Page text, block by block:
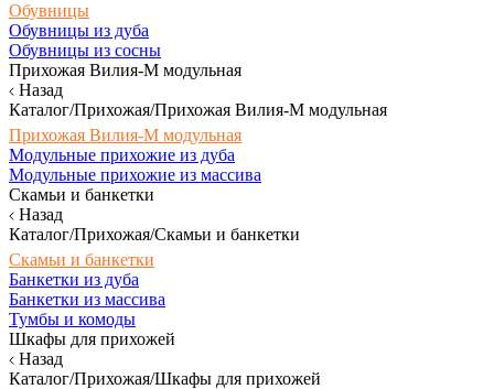
Обувницы
Обувницы из дуба
Обувницы из сосны
Прихожая Вилия-М модульная
Назад
Каталог/Прихожая/Прихожая Вилия-М модульная
Прихожая Вилия-М модульная
Модульные прихожие из дуба
Модульные прихожие из массива
Скамьи и банкетки
Назад
Каталог/Прихожая/Скамьи и банкетки
Скамьи и банкетки
Банкетки из дуба
Банкетки из массива
Тумбы и комоды
Шкафы для прихожей
Назад
Каталог/Прихожая/Шкафы для прихожей